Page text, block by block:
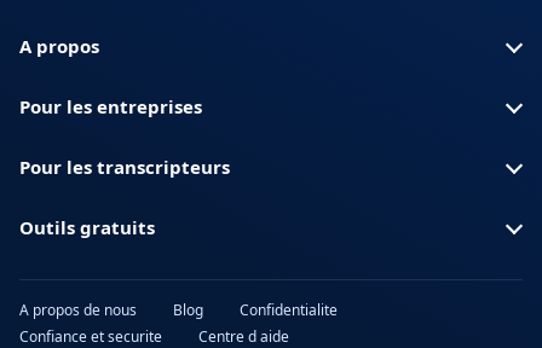
A propos
Pour les entreprises
Pour les transcripteurs
Outils gratuits
A propos de nous Blog
Confidentialite
Confiance et securite
Centre d aide